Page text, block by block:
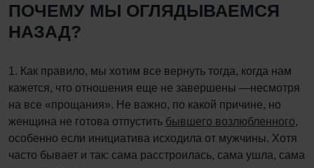
ПОЧЕМУ МЫ ОГЛЯДЫВАЕМСЯ
НАЗАД?
1. Как правило, мы хотим все вернуть тогда, когда нам
кажется, что отношения еще не завершены —несмотря
на все «прощания». Не важно, по какой причине, но
женщина не готова отпустить бывшего возлюбленного,
особенно если инициатива исходила от мужчины. Хотя
часто бывает и так: сама расстроилась, сама ушла, сама